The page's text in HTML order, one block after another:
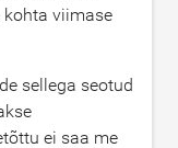
kohta viimase
sellega seotud
ei saa me